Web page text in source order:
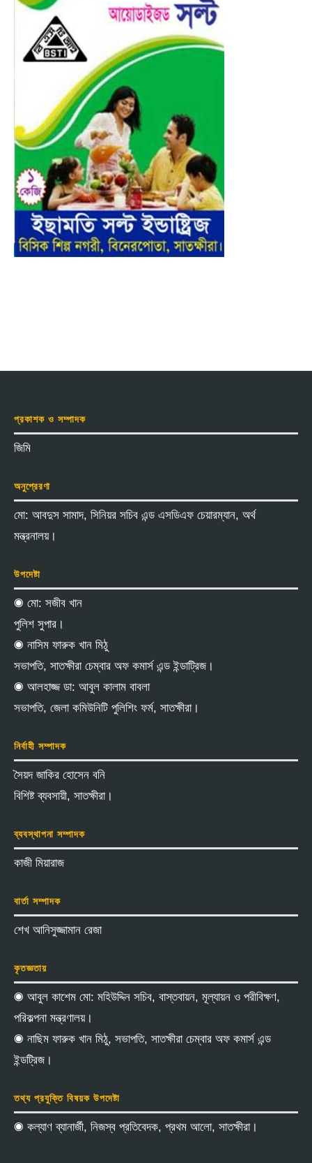
প্রকাশক ও সম্পাদক
জিমি
অনুপ্রেরণা
মো: আবদুস সামাদ, সিনিয়র সচিব এন্ড এসডিএফ চেয়ারম্যান, অর্থ
মন্ত্রনালয়।
উপদেষ্টা
◉ মো: সজীব খান
পুলিশ সুপার।
◉ নাসিম ফারুক খান মিঠু
সভাপতি, সাতক্ষীরা চেম্বার অফ কমার্স এন্ড ইন্ডাট্রিজ।
◉ আলহাজ্জ ডা: আবুল কালাম বাবলা
সভাপতি, জেলা কমিউনিটি পুলিশিং ফর্ম, সাতক্ষীরা।
নির্বাহী সম্পাদক
সৈয়দ জাকির হোসেন বনি
বিশিষ্ট ব্যবসায়ী, সাতক্ষীরা।
ব্যবস্থাপনা সম্পাদক
কাজী মিয়ারাজ
বার্তা সম্পাদক
শেখ আনিসুজ্জামান রেজা
কৃতজ্ঞতায়
◉ আবুল কাশেম মো: মহিউদ্দিন সচিব, বাস্তবায়ন, মূল্যায়ন ও পরীবিক্ষণ,
পরিকল্পনা মন্ত্রণালয়।
◉ নাছিম ফারুক খান মিঠু, সভাপতি, সাতক্ষীরা চেম্বার অফ কমার্স এন্ড
ইন্ডট্রিজ।
তথ্য প্রযুক্তি বিষয়ক উপদেষ্টা
◉ কল্যাণ ব্যানার্জী, নিজস্ব প্রতিবেদক, প্রথম আলো, সাতক্ষীরা।